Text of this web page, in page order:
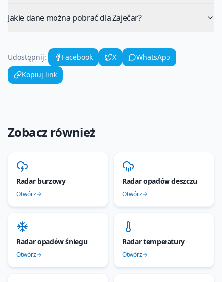
Jakie dane można pobrać dla Zaječar?
Udostępnij: Facebook X
WhatsApp
Kopiuj link
Zobacz również
Radar burzowy
Otwórz
Radar opadów deszczu
Otwórz
Radar opadów śniegu
Otwórz
Radar temperatury
Otwórz